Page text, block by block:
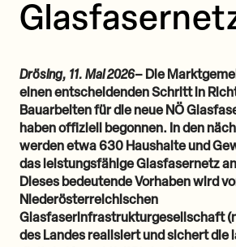
Drösing, 11. Mai 2026– Die
einen entscheidenden Schritt in
Bauarbeiten für die neue NÖ
haben offiziell begonnen. In den
werden etwa 630 Haushalte und
das leistungsfähige Glasfasernetz
Dieses bedeutende Vorhaben wird
Niederösterreichischen
Glasfaserinfrastrukturgesellschaft
des Landes realisiert und sichert die